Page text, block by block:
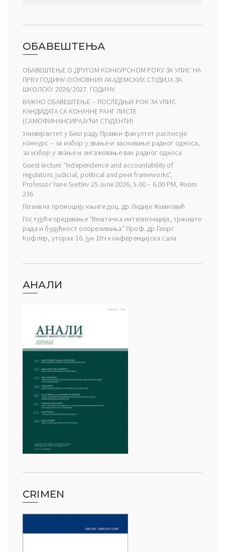
ОБАВЕШТЕЊА
ОБАВЕШТЕЊЕ О ДРУГОМ КОНКУРСНОМ РОКУ ЗА УПИС НА
ПРВУ ГОДИНУ ОСНОВНИХ АКАДЕМСКИХ СТУДИЈА ЗА
ШКОЛСКУ 2026/2027. ГОДИНУ
ВАЖНО ОБАВЕШТЕЊЕ – ПОСЛЕДЊИ РОК ЗА УПИС
КАНДИДАТА СА КОНАЧНЕ РАНГ ЛИСТЕ
(САМОФИНАНСИРАЈУЋИ СТУДЕНТИ)
Универзитет у Београду Правни факултет расписује
конкурс – за избор у звање и заснивање радног односа,
за избор у звање и ангажовање ван радног односа
Guest lecture “Independence and accountability of
regulators: judicial, political and peer frameworks”,
Professor Yane Svetiev 25 June 2026, 5.00 – 6.00 PM, Room
236
Позив на промоцију књиге доц. др Лидије Живковић
Гостујуће предавање “Вештачка интелигенција, тржиште
рада и будућност опорезивања” Проф. др Георг
Кофлер, уторак 16. јун 18ч конференцијска сала
АНАЛИ
CRIMEN